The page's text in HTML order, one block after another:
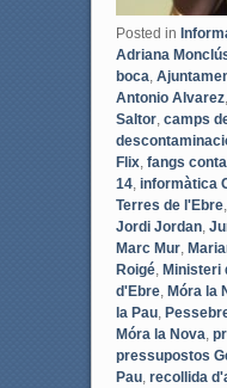
Posted in
Adriana
boca,
Antonio Alvarez,
Saltor, camps
Flix, fangs
14, informàtica
Terres de l'Ebre,
Jordi Jordan,
Marc Mur,
Roigé, Ministeri
d'Ebre, Móra la
la Pau,
Móra la Nova,
pressupostos
Pau, recollida